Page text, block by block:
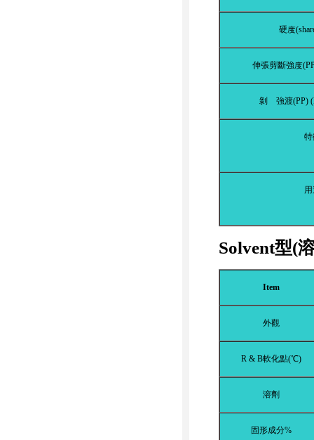
硬度
伸張剪斷強度
剝 強渡(PP)
Solvent型(
Item
外觀
R & B軟化點(℃)
溶劑
固形成分%